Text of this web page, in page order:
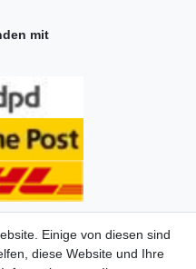
mit
Einige von diesen sind
diese Website und Ihre